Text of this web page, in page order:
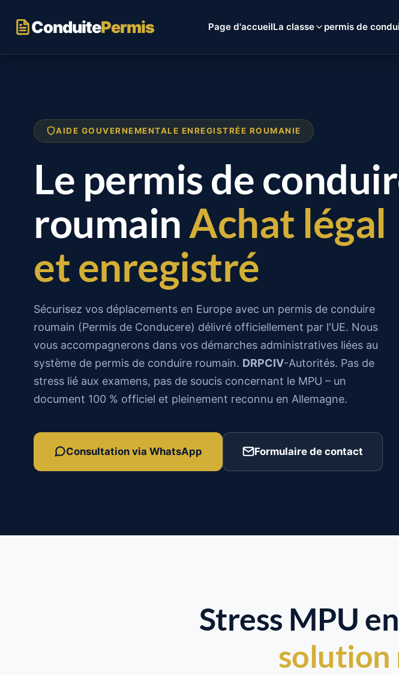
contenu
ConduitePermis Page d'accueilLa classe permis de
AIDE GOUVERNEMENTALE ENREGISTRÉE ROUMANIE
Le permis de
roumain Achat légal
et enregistré
Sécurisez vos déplacements en Europe avec un permis de conduire
roumain (Permis de Conducere) délivré officiellement par l'UE. Nous
vous accompagnerons dans vos démarches administratives liées au
système de permis de conduire roumain. DRPCIV-Autorités. Pas de
stress lié aux examens, pas de soucis concernant le MPU – un
document 100 % officiel et pleinement reconnu en Allemagne.
Consultation via WhatsApp Formulaire de contact
Stress MPU
solution